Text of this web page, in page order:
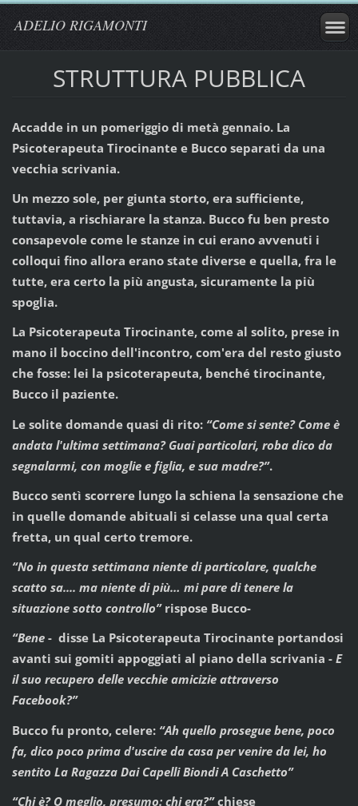
ADELIO RIGAMONTI
STRUTTURA PUBBLICA
Accadde in un pomeriggio di metà gennaio. La
Psicoterapeuta Tirocinante e Bucco separati da una
vecchia scrivania.
Un mezzo sole, per giunta storto, era sufficiente,
tuttavia, a rischiarare la stanza. Bucco fu ben presto
consapevole come le stanze in cui erano avvenuti i
colloqui fino allora erano state diverse e quella, fra le
tutte, era certo la più angusta, sicuramente la più
spoglia.
La Psicoterapeuta Tirocinante, come al solito, prese in
mano il boccino dell'incontro, com'era del resto giusto
che fosse: lei la psicoterapeuta, benché tirocinante,
Bucco il paziente.
Le solite domande quasi di rito: “Come si sente? Come è
andata l'ultima settimana? Guai particolari, roba dico da
segnalarmi, con moglie e figlia, e sua madre?”.
Bucco sentì scorrere lungo la schiena la sensazione che
in quelle domande abituali si celasse una qual certa
fretta, un qual certo tremore.
“No in questa settimana niente di particolare, qualche
scatto sa.... ma niente di più… mi pare di tenere la
situazione sotto controllo” rispose Bucco-
“Bene- disse La Psicoterapeuta Tirocinante portandosi
avanti sui gomiti appoggiati al piano della scrivania - E
il suo recupero delle vecchie amicizie attraverso
Facebook?”
Bucco fu pronto, celere: “Ah quello prosegue bene, poco
fa, dico poco prima d'uscire da casa per venire da lei, ho
sentito La Ragazza Dai Capelli Biondi A Caschetto”
“Chi è? O meglio, presumo: chi era?”chiese